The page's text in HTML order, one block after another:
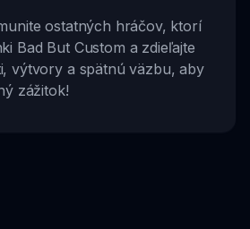
ostatných hráčov, ktorí
Bad But Custom a zdieľajte
výtvory a spätnú väzbu, aby
zážitok!